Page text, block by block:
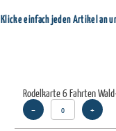
Klicke einfach jeden Artikel an
Rodelkarte 6 Fahrten
– +